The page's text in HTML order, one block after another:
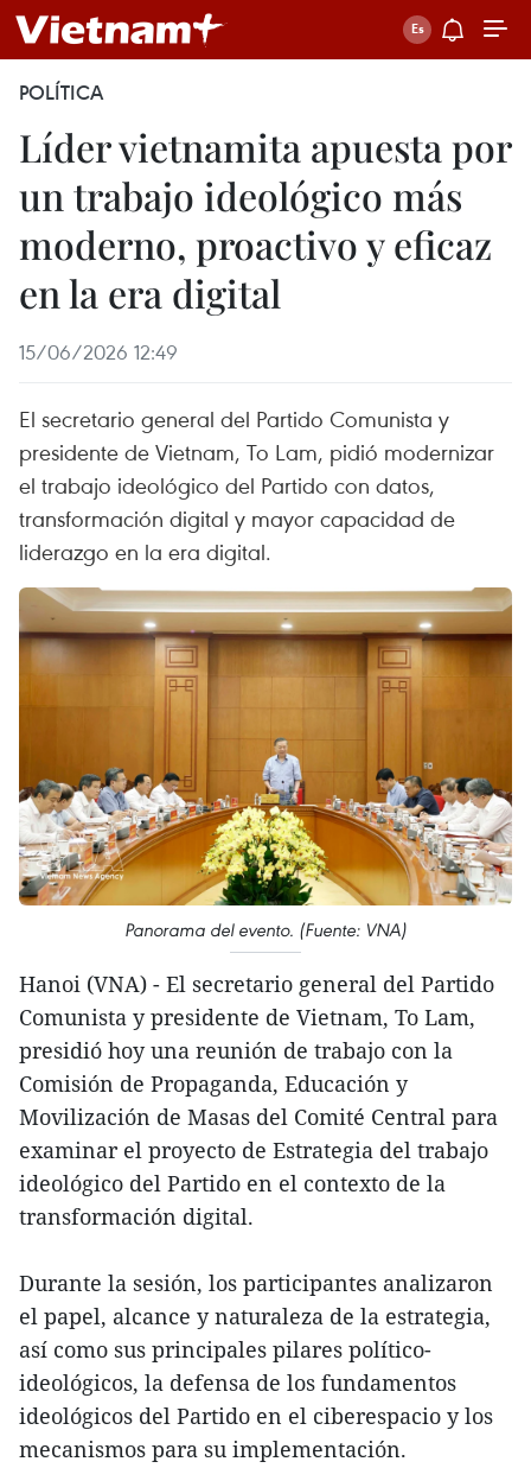
POLÍTICA
Líder vietnamita apuesta por
un trabajo ideológico más
moderno, proactivo y eficaz
en la era digital
15/06/2026 12:49
El secretario general del Partido Comunista y
presidente de Vietnam, To Lam, pidió modernizar
el trabajo ideológico del Partido con datos,
transformación digital y mayor capacidad de
liderazgo en la era digital.
Panorama del evento. (Fuente: VNA)
Hanoi (VNA) - El secretario general del Partido
Comunista y presidente de Vietnam, To Lam,
presidió hoy una reunión de trabajo con la
Comisión de Propaganda, Educación y
Movilización de Masas del Comité Central para
examinar el proyecto de Estrategia del trabajo
ideológico del Partido en el contexto de la
transformación digital.
Durante la sesión, los participantes analizaron
el papel, alcance y naturaleza de la estrategia,
así como sus principales pilares político-
ideológicos, la defensa de los fundamentos
ideológicos del Partido en el ciberespacio y los
mecanismos para su implementación.